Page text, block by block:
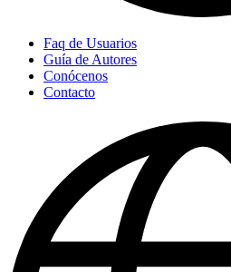
Faq de Usuarios
Guía de Autores
Conócenos
Contacto